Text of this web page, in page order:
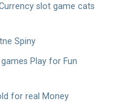
slot game cats
Spiny
Play for Fun
for real Money